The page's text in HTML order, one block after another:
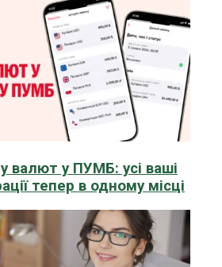
валют у ПУМБ: усі ваші
тепер в одному місці